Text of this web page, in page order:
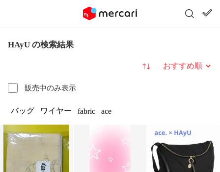
HAyU の検索結果
販売中のみ表示
並び替え
バッグ ワイヤー fabric ace